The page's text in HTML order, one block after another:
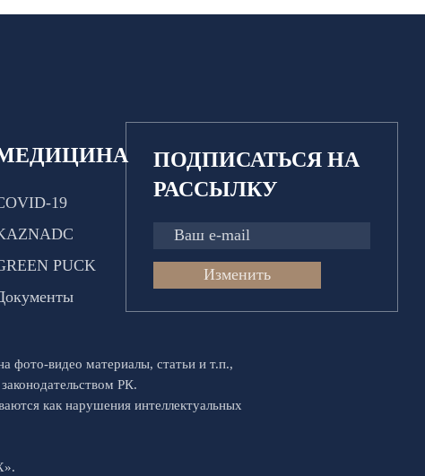
19
PUCK
ПОДПИСАТЬСЯ НА
РАССЫЛКУ
Изменить
фото-видео материалы, статьи и т.п.,
РК.
как нарушения интеллектуальных